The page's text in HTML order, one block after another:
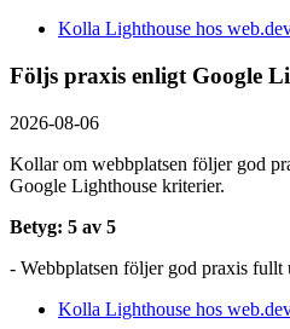
Kolla Lighthouse hos
Följs praxis enligt Google
2026-08-06
Kollar om webbplatsen följer god
Google Lighthouse kriterier.
Betyg: 5 av 5
- Webbplatsen följer god praxis fullt
Kolla Lighthouse hos